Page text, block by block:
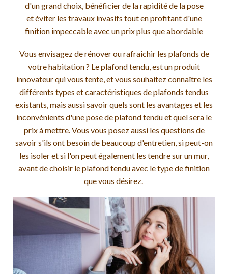
d'un grand choix, bénéficier de la rapidité de la pose
et éviter les travaux invasifs tout en profitant d'une
finition impeccable avec un prix plus que abordable
Vous envisagez de rénover ou rafraîchir les plafonds de
votre habitation ? Le plafond tendu, est un produit
innovateur qui vous tente, et vous souhaitez connaître les
différents types et caractéristiques de plafonds tendus
existants, mais aussi savoir quels sont les avantages et les
inconvénients d'une pose de plafond tendu et quel sera le
prix à mettre. Vous vous posez aussi les questions de
savoir s'ils ont besoin de beaucoup d'entretien, si peut-on
les isoler et si l'on peut également les tendre sur un mur,
avant de choisir le plafond tendu avec le type de finition
que vous désirez.